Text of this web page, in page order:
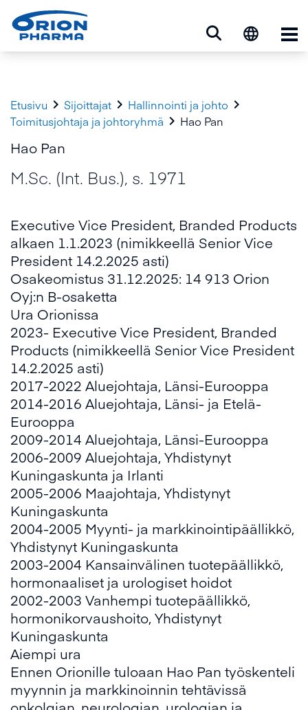
Etusivu  Sijoittajat  Hallinnointi ja johto 
Toimitusjohtaja ja johtoryhmä  Hao Pan
Hao Pan
M.Sc. (Int. Bus.), s. 1971
Executive Vice President, Branded Products
alkaen 1.1.2023 (nimikkeellä Senior Vice
President 14.2.2025 asti)
Osakeomistus 31.12.2025: 14 913 Orion
Oyj:n B-osaketta
Ura Orionissa
2023- Executive Vice President, Branded
Products (nimikkeellä Senior Vice President
14.2.2025 asti)
2017-2022 Aluejohtaja, Länsi-Eurooppa
2014-2016 Aluejohtaja, Länsi- ja Etelä-
Eurooppa
2009-2014 Aluejohtaja, Länsi-Eurooppa
2006-2009 Aluejohtaja, Yhdistynyt
Kuningaskunta ja Irlanti
2005-2006 Maajohtaja, Yhdistynyt
Kuningaskunta
2004-2005 Myynti- ja markkinointipäällikkö,
Yhdistynyt Kuningaskunta
2003-2004 Kansainvälinen tuotepäällikkö,
hormonaaliset ja urologiset hoidot
2002-2003 Vanhempi tuotepäällikkö,
hormonikorvaushoito, Yhdistynyt
Kuningaskunta
Aiempi ura
Ennen Orionille tuloaan Hao Pan työskenteli
myynnin ja markkinoinnin tehtävissä